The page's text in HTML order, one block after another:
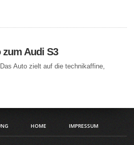
Audi S3
Auto zielt auf die technikaffine,
HOME IMPRESSUM